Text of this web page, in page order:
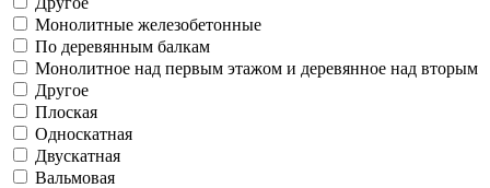
Монолитные железобетонные
По деревянным балкам
Монолитное над первым этажом и деревянное над вторым
Другое
Плоская
Односкатная
Двускатная
Вальмовая